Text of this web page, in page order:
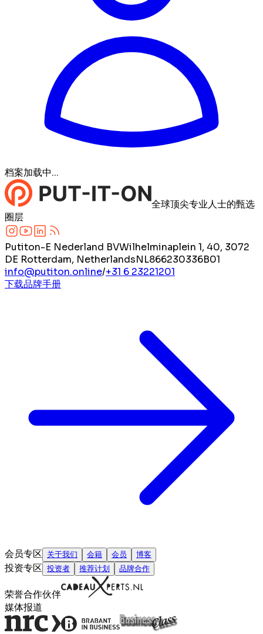
档案加载中...
全球顶尖专业人士的甄选
圈层
Putiton-E Nederland BVWilhelminaplein 1, 40, 3072
DE Rotterdam, NetherlandsNL866230336B01
info@putiton.online/+31 6 23221201
下载品牌手册
会员专区 关于我们 会籍 会员 博客
投资专区 投资者 推荐计划 品牌合作
荣誉合作伙伴
媒体报道